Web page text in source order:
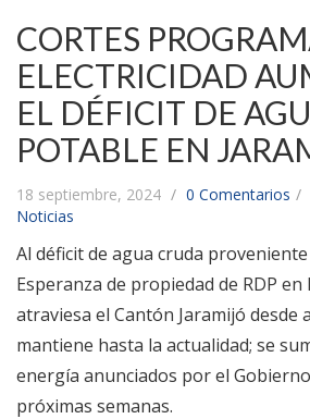
CORTES
ELECTRICIDAD
EL DÉFICIT DE
POTABLE EN
18 septiembre, 2024 0 Comentarios
Noticias
Al déficit de agua cruda
Esperanza de propiedad de RDP
atraviesa el Cantón Jaramijó desde
mantiene hasta la actualidad; se
energía anunciados por el
próximas semanas.